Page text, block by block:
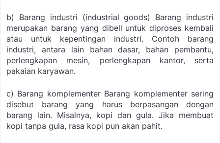
b) Barang industri (industrial goods)
Barang industri
merupakan barang yang dibell untuk diproses kembali
atau untuk kepentingan industri. Contoh barang
industri, antara lain bahan dasar, bahan pembantu,
perlengkapan mesin, perlengkapan kantor, serta
pakaian karyawan.
c) Barang komplementer Barang komplementer sering
disebut barang yang harus berpasangan dengan
barang lain. Misalnya, kopi dan gula. Jika membuat
kopi tanpa gula, rasa kopi pun akan pahit.